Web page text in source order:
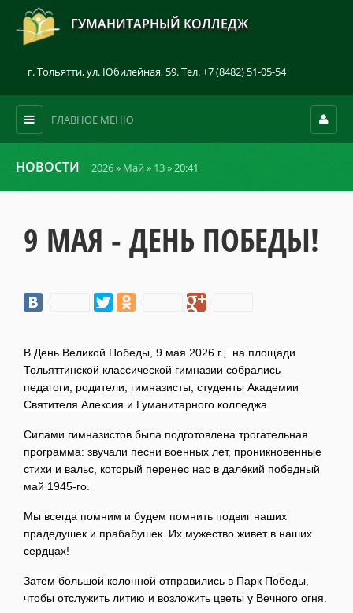
ГУМАНИТАРНЫЙ КОЛЛЕДЖ
г. Тольятти, ул. Юбилейная, 59. Тел. +7 (8482) 51-05-54
ГЛАВНОЕ МЕНЮ
НОВОСТИ 2026» Май » 13» 20:41
9 МАЯ - ДЕНЬ ПОБЕДЫ!
В День Великой Победы, 9 мая 2026 г., на площади
Тольяттинской классической гимназии собрались
педагоги, родители, гимназисты, студенты Академии
Святителя Алексия и Гуманитарного колледжа.
Силами гимназистов была подготовлена трогательная
программа: звучали песни военных лет, проникновенные
стихи и вальс, который перенес нас в далёкий победный
май 1945-го.
Мы всегда помним и будем помнить подвиг наших
прадедушек и прабабушек. Их мужество живет в наших
сердцах!
Затем большой колонной отправились в Парк Победы,
чтобы отслужить литию и возложить цветы у Вечного огня.